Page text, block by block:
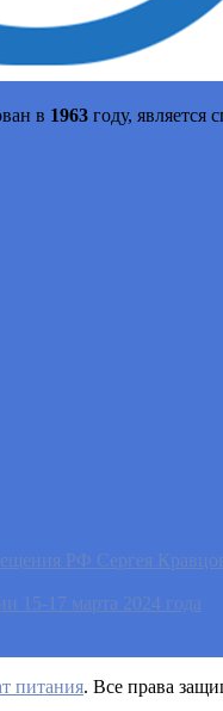
в 1963 году,
РФ Сергея
15-17 марта 2024 года
питания. Все права